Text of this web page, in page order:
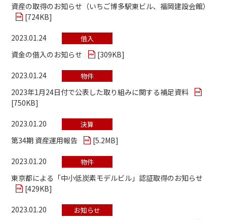
資産の取得のお知らせ（いちご博多駅東ビル、福岡建設会館）
[724KB]
2023.01.24 借入
資金の借入のお知らせ [309KB]
2023.01.24 物件
2023年1月24日付で公表した取り組みに関する補足資料
[750KB]
2023.01.20 決算
第34期 資産運用報告 [5.2MB]
2023.01.20 物件
東京都による「中小低炭素モデルビル」認証取得のお知らせ
[429KB]
2023.01.20 お知らせ